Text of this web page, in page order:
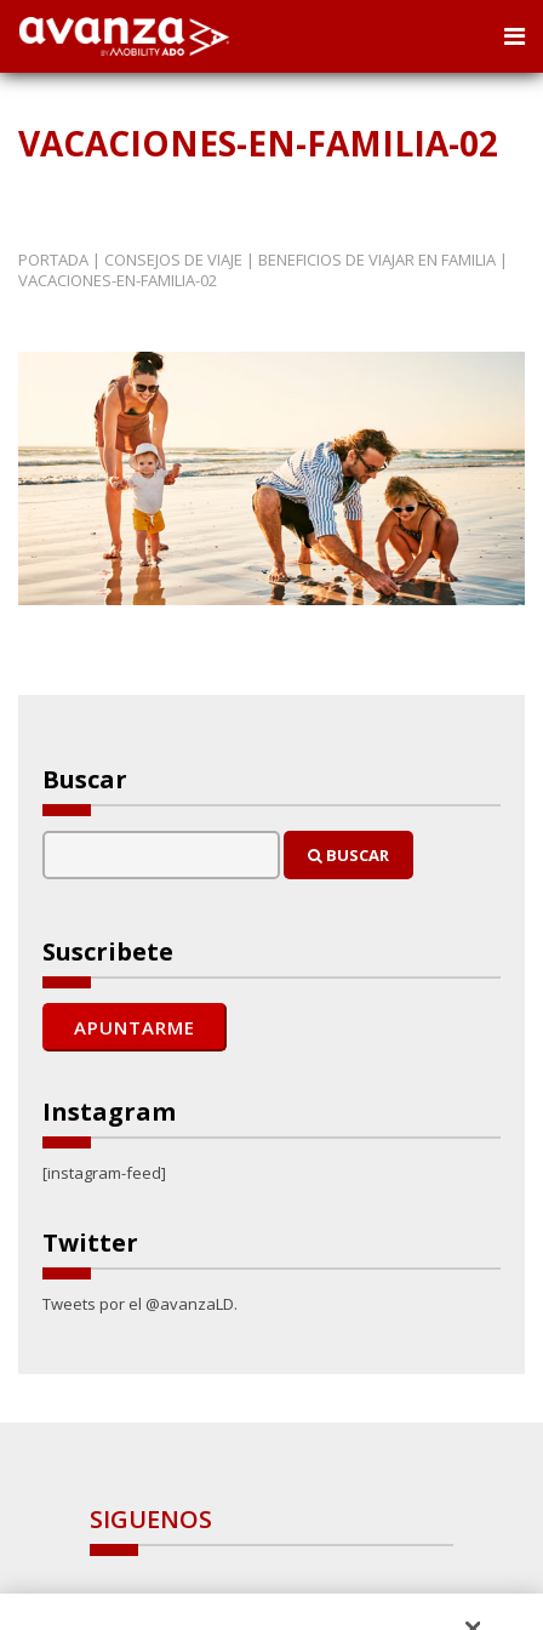
VACACIONES-EN-FAMILIA-02
PORTADA | CONSEJOS DE VIAJE | BENEFICIOS DE VIAJAR EN FAMILIA |
VACACIONES-EN-FAMILIA-02
Buscar
BUSCAR
Suscribete
Instagram
[instagram-feed]
Twitter
Tweets por el @avanzaLD.
SIGUENOS